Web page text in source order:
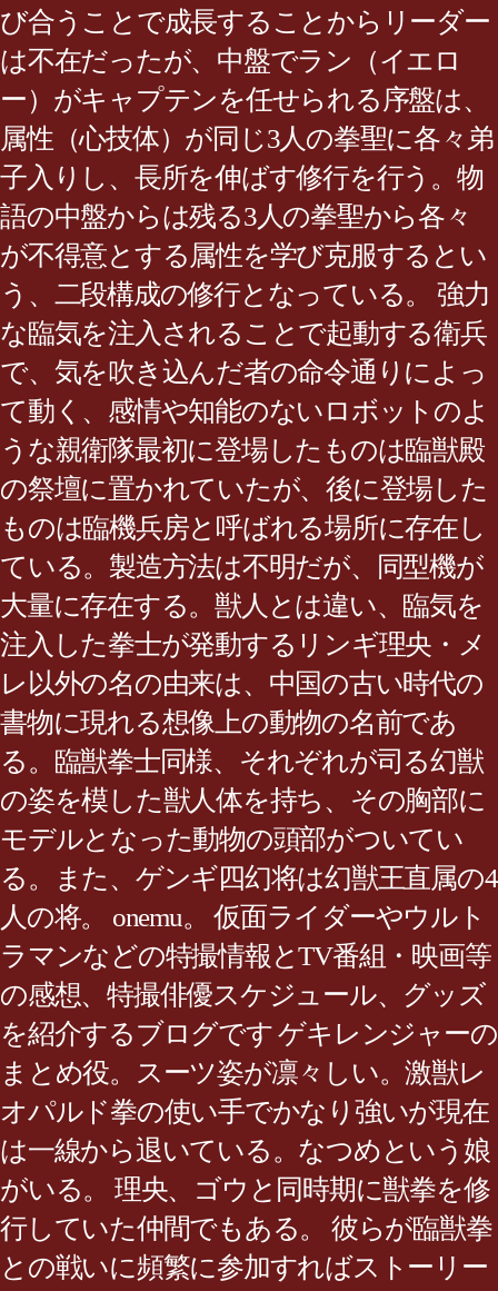
び合うことで成長することからリーダー
は不在だったが、中盤でラン（イエロ
ー）がキャプテンを任せられる序盤は、
属性（心技体）が同じ3人の拳聖に各々弟
子入りし、長所を伸ばす修行を行う。物
語の中盤からは残る3人の拳聖から各々
が不得意とする属性を学び克服するとい
う、二段構成の修行となっている。 強力
な臨気を注入されることで起動する衛兵
で、気を吹き込んだ者の命令通りによっ
て動く、感情や知能のないロボットのよ
うな親衛隊最初に登場したものは臨獣殿
の祭壇に置かれていたが、後に登場した
ものは臨機兵房と呼ばれる場所に存在し
ている。製造方法は不明だが、同型機が
大量に存在する。獣人とは違い、臨気を
注入した拳士が発動するリンギ理央・メ
レ以外の名の由来は、中国の古い時代の
書物に現れる想像上の動物の名前であ
る。臨獣拳士同様、それぞれが司る幻獣
の姿を模した獣人体を持ち、その胸部に
モデルとなった動物の頭部がついてい
る。また、ゲンギ四幻将は幻獣王直属の4
人の将。 onemu。 仮面ライダーやウルト
ラマンなどの特撮情報とTV番組・映画等
の感想、特撮俳優スケジュール、グッズ
を紹介するブログです ゲキレンジャーの
まとめ役。スーツ姿が凛々しい。激獣レ
オパルド拳の使い手でかなり強いが現在
は一線から退いている。なつめという娘
がいる。 理央、ゴウと同時期に獣拳を修
行していた仲間でもある。 彼らが臨獣拳
との戦いに頻繁に参加すればストーリー